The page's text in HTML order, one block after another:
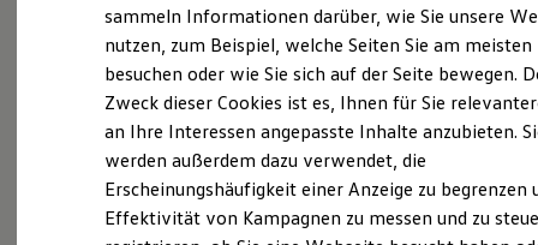
Reichweite
Reichweite der ID. Modelle
Reichweite im Winter
Laden
Laden unterwegs
Laden Zuhause
Ladezeitensimulator
Batterie
Sicherheit
Probefahrt vereinbaren
Fahrzeugangebot anfordern
sammeln Informationen darüber, wie Sie unsere
nutzen, zum Beispiel, welche Seiten Sie am meisten
besuchen oder wie Sie sich auf der Seite bewegen.
Zweck dieser Cookies ist es, Ihnen für Sie
an Ihre Interessen angepasste Inhalte anzubieten.
werden außerdem dazu verwendet, die
Erscheinungshäufigkeit einer Anzeige zu begrenzen
Effektivität von Kampagnen zu messen und zu